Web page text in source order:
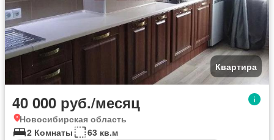
Квартира
40 000 руб./месяц
Новосибирская область
2 Комнаты
63 кв.м